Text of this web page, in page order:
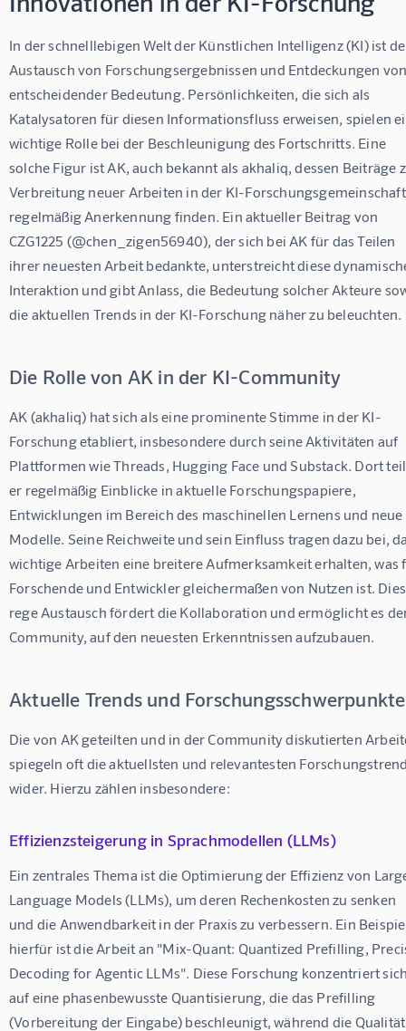
In der schnelllebigen Welt der Künstlichen Intelligenz (KI) ist
Austausch von Forschungsergebnissen und Entdeckungen
entscheidender Bedeutung. Persönlichkeiten, die sich als
Katalysatoren für diesen Informationsfluss erweisen, spielen
wichtige Rolle bei der Beschleunigung des Fortschritts. Eine
solche Figur ist AK, auch bekannt als akhaliq, dessen Beiträge
Verbreitung neuer Arbeiten in der KI-
regelmäßig Anerkennung finden. Ein aktueller Beitrag von
CZG1225 (@chen_zigen56940), der sich bei AK für das Teilen
ihrer neuesten Arbeit bedankte, unterstreicht diese
Interaktion und gibt Anlass, die Bedeutung solcher Akteure
die aktuellen Trends in der KI-Forschung näher zu beleuchten.
Die Rolle von AK in der KI-Community
AK (akhaliq) hat sich als eine prominente Stimme in der KI-
Forschung etabliert, insbesondere durch seine Aktivitäten auf
Plattformen wie Threads, Hugging Face und Substack. Dort
er regelmäßig Einblicke in aktuelle Forschungspapiere,
Entwicklungen im Bereich des maschinellen Lernens und neue
Modelle. Seine Reichweite und sein Einfluss tragen dazu bei,
wichtige Arbeiten eine breitere Aufmerksamkeit erhalten, was
Forschende und Entwickler gleichermaßen von Nutzen ist.
rege Austausch fördert die Kollaboration und ermöglicht es
Community, auf den neuesten Erkenntnissen aufzubauen.
Aktuelle Trends und Forschungsschwerpunkte
Die von AK geteilten und in der Community diskutierten
spiegeln oft die aktuellsten und relevantesten
wider. Hierzu zählen insbesondere:
Effizienzsteigerung in Sprachmodellen (LLMs)
Ein zentrales Thema ist die Optimierung der Effizienz von
Language Models (LLMs), um deren Rechenkosten zu senken
und die Anwendbarkeit in der Praxis zu verbessern. Ein
hierfür ist die Arbeit an "Mix-Quant: Quantized Prefilling,
Decoding for Agentic LLMs". Diese Forschung konzentriert
auf eine phasenbewusste Quantisierung, die das Prefilling
(Vorbereitung der Eingabe) beschleunigt, während die